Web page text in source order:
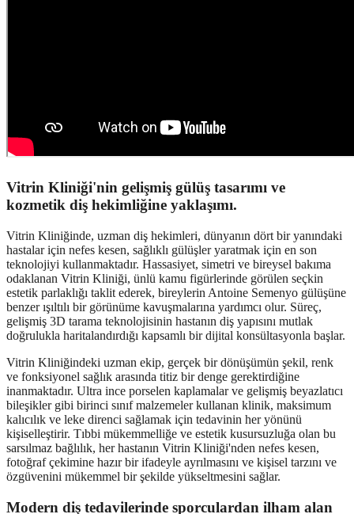
Vitrin Kliniği'nin gelişmiş gülüş tasarımı ve
kozmetik diş hekimliğine yaklaşımı.
Vitrin Kliniğinde, uzman diş hekimleri, dünyanın dört bir yanındaki
hastalar için nefes kesen, sağlıklı gülüşler yaratmak için en son
teknolojiyi kullanmaktadır. Hassasiyet, simetri ve bireysel bakıma
odaklanan Vitrin Kliniği, ünlü kamu figürlerinde görülen seçkin
estetik parlaklığı taklit ederek, bireylerin Antoine Semenyo gülüşüne
benzer ışıltılı bir görünüme kavuşmalarına yardımcı olur. Süreç,
gelişmiş 3D tarama teknolojisinin hastanın diş yapısını mutlak
doğrulukla haritalandırdığı kapsamlı bir dijital konsültasyonla başlar.
Vitrin Kliniğindeki uzman ekip, gerçek bir dönüşümün şekil, renk
ve fonksiyonel sağlık arasında titiz bir denge gerektirdiğine
inanmaktadır. Ultra ince porselen kaplamalar ve gelişmiş beyazlatıcı
bileşikler gibi birinci sınıf malzemeler kullanan klinik, maksimum
kalıcılık ve leke direnci sağlamak için tedavinin her yönünü
kişiselleştirir. Tıbbi mükemmelliğe ve estetik kusursuzluğa olan bu
sarsılmaz bağlılık, her hastanın Vitrin Kliniği'nden nefes kesen,
fotoğraf çekimine hazır bir ifadeyle ayrılmasını ve kişisel tarzını ve
özgüvenini mükemmel bir şekilde yükseltmesini sağlar.
Modern diş tedavilerinde sporculardan ilham alan